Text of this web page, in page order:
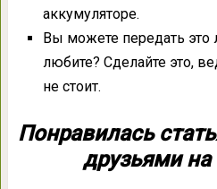
аккумуляторе.
Вы можете передать
любите? Сделайте это,
не стоит.
Понравилась
друзьями на